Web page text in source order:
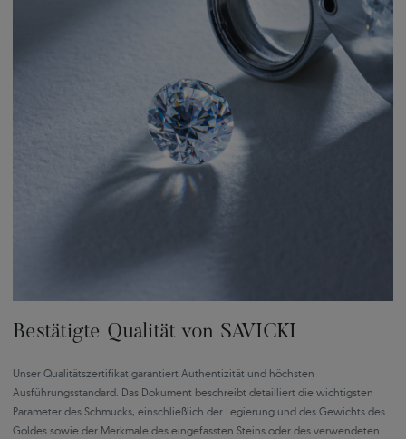
Bestätigte Qualität von SAVICKI
Unser Qualitätszertifikat garantiert Authentizität und höchsten
Ausführungsstandard. Das Dokument beschreibt detailliert die wichtigsten
Parameter des Schmucks, einschließlich der Legierung und des Gewichts des
Goldes sowie der Merkmale des eingefassten Steins oder des verwendeten